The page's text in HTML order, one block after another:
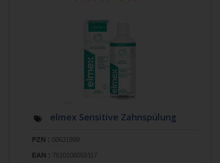
elmex Sensitive Zahnspülung
PZN : 00631999
EAN : 7610108059317